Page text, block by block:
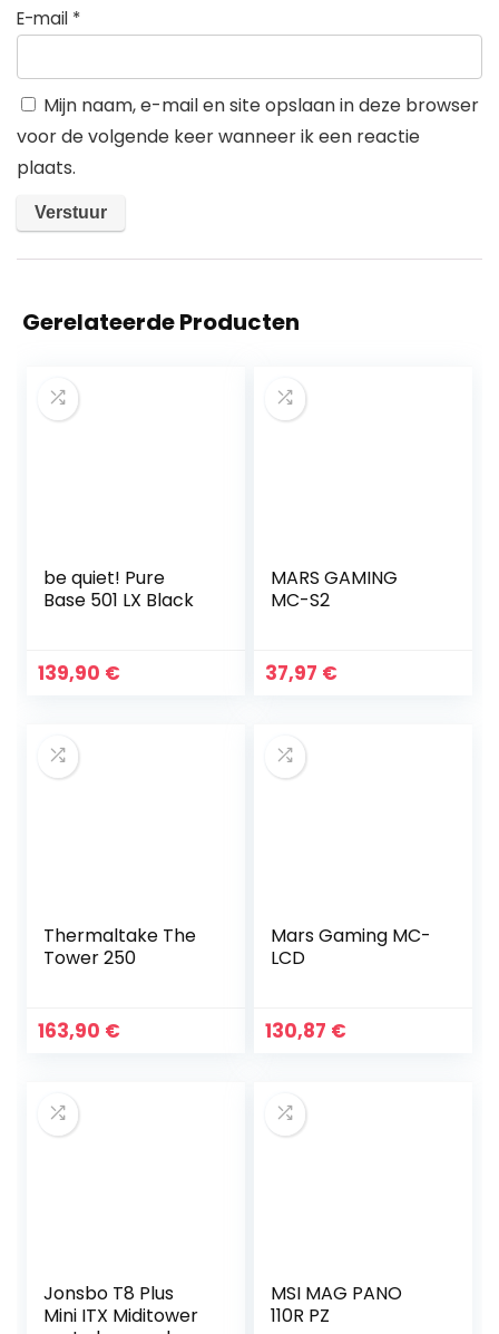
E-mail *
Mijn naam, e-mail en site opslaan in deze browser
voor de volgende keer wanneer ik een reactie
plaats.
Gerelateerde Producten
be quiet! Pure
Base 501 LX Black
139,90 €
MARS GAMING
MC-S2
37,97 €
Thermaltake The
Tower 250
163,90 €
Mars Gaming MC-
LCD
130,87 €
Jonsbo T8 Plus
Mini ITX Miditower
MSI MAG PANO
110R PZ